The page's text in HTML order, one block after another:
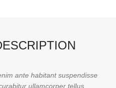
ante habitant suspendisse
ullamcorper tellus